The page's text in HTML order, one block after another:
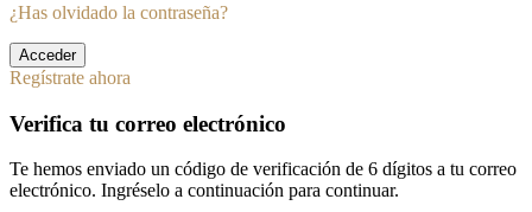
¿Has olvidado la contraseña?
Acceder
Regístrate ahora
Verifica tu correo electrónico
Te hemos enviado un código de verificación de 6 dígitos a tu correo
electrónico. Ingréselo a continuación para continuar.